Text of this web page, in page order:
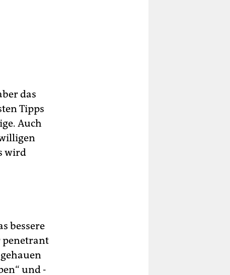
das
Tipps
Auch
wird
bessere
penetrant
und